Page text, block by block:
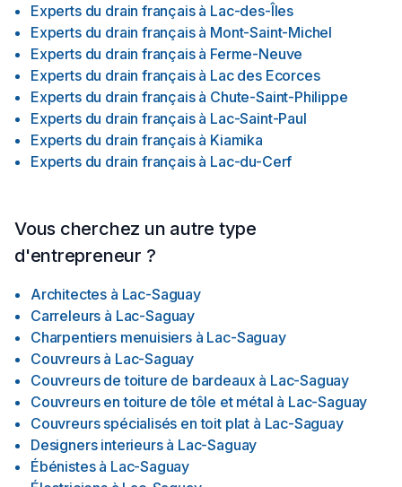
Experts du drain français à Lac-des-Îles
Experts du drain français à Mont-Saint-Michel
Experts du drain français à Ferme-Neuve
Experts du drain français à Lac des Ecorces
Experts du drain français à Chute-Saint-Philippe
Experts du drain français à Lac-Saint-Paul
Experts du drain français à Kiamika
Experts du drain français à Lac-du-Cerf
Vous cherchez un autre type
d'entrepreneur ?
Architectes à Lac-Saguay
Carreleurs à Lac-Saguay
Charpentiers menuisiers à Lac-Saguay
Couvreurs à Lac-Saguay
Couvreurs de toiture de bardeaux à Lac-Saguay
Couvreurs en toiture de tôle et métal à Lac-Saguay
Couvreurs spécialisés en toit plat à Lac-Saguay
Designers interieurs à Lac-Saguay
Ébénistes à Lac-Saguay